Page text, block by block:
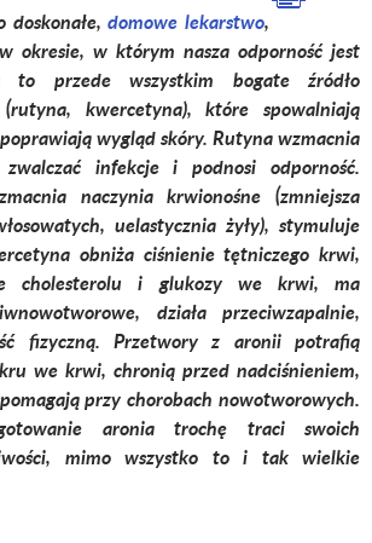
doskonałe,domowe lekarstwo,
okresie, w którym nasza odporność jest
to przede wszystkim bogate źródło
kwercetyna), które spowalniają
wygląd skóry. Rutyna wzmacnia
infekcje i podnosi odporność.
naczynia krwionośne (zmniejsza
uelastycznia żyły), stymuluje
obniża ciśnienie tętniczego krwi,
cholesterolu i glukozy we krwi, ma
działa przeciwzapalnie,
fizyczną. Przetwory z aronii potrafią
we krwi, chronią przed nadciśnieniem,
przy chorobach nowotworowych.
aronia trochę traci swoich
mimo wszystko to i tak wielkie